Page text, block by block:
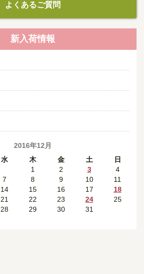
よくあるご質問
新入荷情報
2016年12月
水 木 金 土
日
1
2 3
4
7 8 9 10
11
14 15 16 17
18
21 22 23 24
25
28 29 30
31